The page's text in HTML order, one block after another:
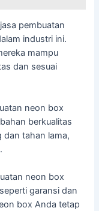
pembuatan
industri ini.
mampu
dan sesuai
neon box
berkualitas
tahan lama,
neon box
garansi dan
box Anda tetap